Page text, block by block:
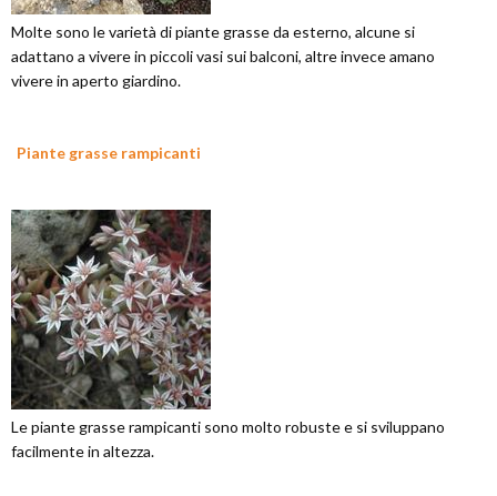
Molte sono le varietà di piante grasse da esterno, alcune si
adattano a vivere in piccoli vasi sui balconi, altre invece amano
vivere in aperto giardino.
Piante grasse rampicanti
Le piante grasse rampicanti sono molto robuste e si sviluppano
facilmente in altezza.